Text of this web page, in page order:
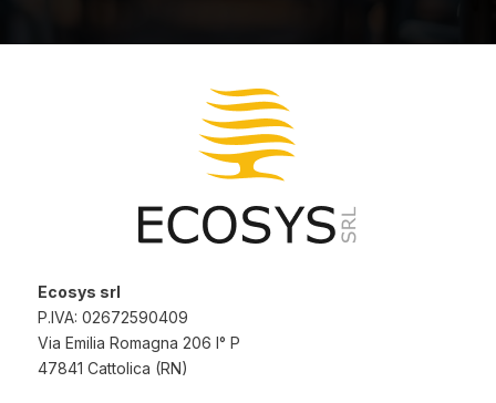
Ecosys srl
P.IVA: 02672590409
Via Emilia Romagna 206 I° P
47841 Cattolica (RN)